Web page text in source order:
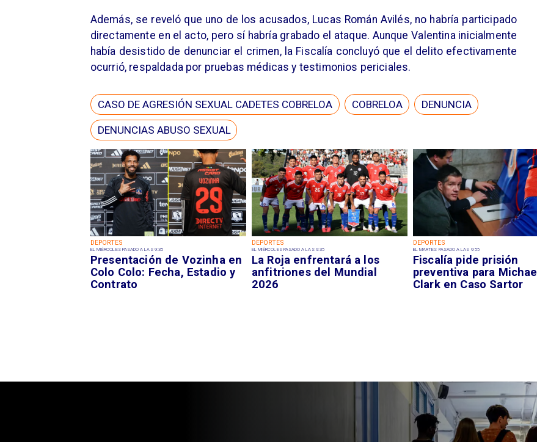
DEPORTES
EL MIÉRCOLES PASADO A LAS 9:35
Presentación de Vozinha en
Colo Colo: Fecha, Estadio y
Contrato
DEPORTES
EL MIÉRCOLES PASADO A LAS 9:35
La Roja enfrentará a los
anfitriones del Mundial
2026
DEPORTES
EL MARTES PASADO A LAS 9:55
Fiscalía pide prisión
preventiva para Michael
Clark en Caso Sartor
Además, se reveló que uno de los acusados, Lucas Román Avilés, no habría participado
directamente en el acto, pero sí habría grabado el ataque. Aunque Valentina inicialmente
había desistido de denunciar el crimen, la Fiscalía concluyó que el delito efectivamente
ocurrió, respaldada por pruebas médicas y testimonios periciales.
CASO DE AGRESIÓN SEXUAL CADETES COBRELOA COBRELOA DENUNCIA
DENUNCIAS ABUSO SEXUAL